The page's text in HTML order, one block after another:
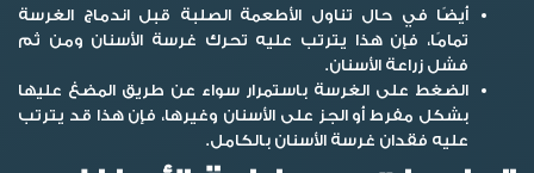
أيضًا في حال تناول الأطعمة الصلبة قبل اندماج الغرسة
تمامًا، فإن هذا يترتب عليه تحرك غرسة الأسنان ومن ثم
فشل زراعة الأسنان.
الضغط على الغرسة باستمرار سواء عن طريق المضغ عليها
بشكل مفرط أو الجز على الأسنان وغيرها، فإن هذا قد يترتب
عليه فقدان غرسة الأسنان بالكامل.